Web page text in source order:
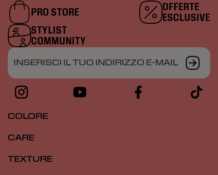
PRO STORE
OFFERTE
ESCLUSIVE
STYLIST
COMMUNITY
INSERISCI IL TUO INDIRIZZO E-MAIL
COLORE
CARE
TEXTURE